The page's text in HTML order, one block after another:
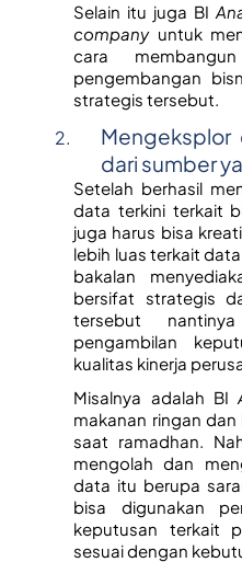
Selain itu juga BI
company untuk
cara
pengembangan
strategis tersebut.
Mengeksplor
dari sumber
Setelah berhasil
data terkini terkait
juga harus bisa
lebih luas terkait
bakalan
bersifat strategis
tersebut
pengambilan
kualitas kinerja
Misalnya adalah BI
makanan ringan
saat ramadhan.
mengolah dan
data itu berupa
bisa digunakan
keputusan terkait
sesuai dengan